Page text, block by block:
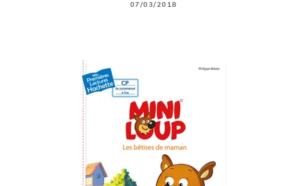
07/03/2018